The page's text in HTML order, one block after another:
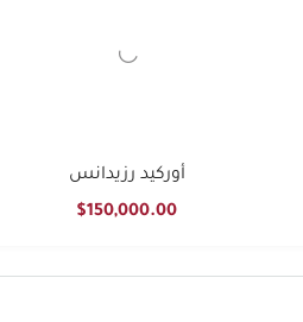
أوركيد رزيدانس
$150,000.00